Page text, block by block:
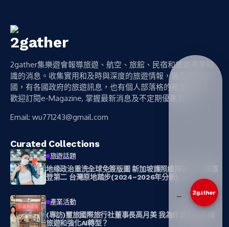
2gather集樂遊會報導旅遊、航空、旅館、民宿和旅遊專業知
識的消息。收集實用和及時與深度的旅遊情報，遍及世界各
國，有各國政府的旅遊訊息，也有個人部落格的親身體驗。
歡迎訂閱e-Magazine, 掌握最新消息及不定期優惠資訊。
Email: wu771243@gmail.com
Curated Collections
旅遊話題
地缘政治重洗全球免簽版圖 新加坡護照維持第一 阿聯首
登第二 台灣原地踏步(2024~2026年分析)
產業活動
(專訪)璽旅國際旅行社董事長高月美 我為什麼要走高端
旅遊和強化AI轉型？